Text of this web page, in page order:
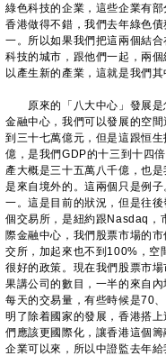
綠色科技的企業，這些企業有
香港做得不錯，我們去年綠色
一。所以如果我們把這兩個結
科技的城市，跟他們一起，兩
以產生新的產業，這就是我們
原來的「八大中心」發展是
金融中心，我們可以發展的空
到三十七萬億元，但是這跟恒
億，是我們GDP的十三到十四
產大概是三十五萬八千億，也
是來自境外的。這兩個只是例
一。這是目前的狀況，但是往
個交易所，是紐約跟Nasdaq，
際金融中心，我們股票市場的
交所，加起來也不到100%，空
很好的政策。現在我們股票市
果講公司的數目，一半的來自
每天的交易量，有些時候是70
明了除着國家的發展，香港搭
們應該更國際化，讓香港這個
企業可以來，所以中證監去年